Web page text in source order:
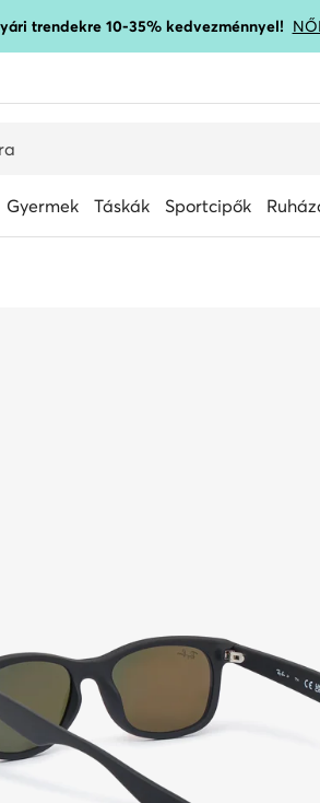
trendekre 10-35% kedvezménnyel!
Gyermek Táskák Sportcipők